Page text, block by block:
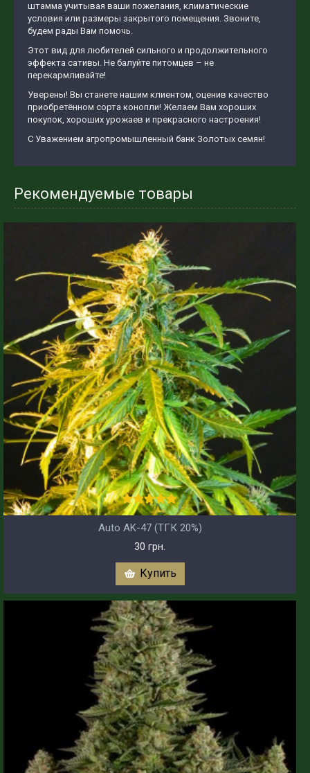
штамма учитывая ваши пожелания, климатические
условия или размеры закрытого помещения. Звоните,
будем рады Вам помочь.
Этот вид для любителей сильного и продолжительного
эффекта сативы. Не балуйте питомцев – не
перекармливайте!
Уверены! Вы станете нашим клиентом, оценив качество
приобретённом сорта конопли! Желаем Вам хороших
покупок, хороших урожаев и прекрасного настроения!
С Уважением агропромышленный банк Золотых семян!
Рекомендуемые товары
Auto AK-47 (ТГК 20%)
30 грн.
Купить